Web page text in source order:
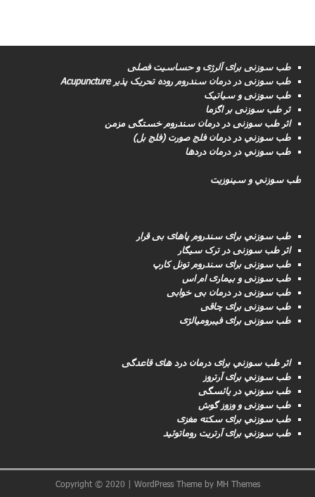
طب سوزنی برای آلرژی و حساسیت فصلی
طب سوزنى در درمان سندروم روده تحریک پذیر Acupuncture
طب سوزنی و سیاتیک
ثر طب سوزنی بر اگزما
اثر طب سوزنی در درمان سندروم خستگی مزمن
طب سوزني در درمان فلج صورت (فلج بل)
طب سوزني در درمان دردها
طب سوزني و سینوزیت
طب سوزني برای سندروم پاهای بی قرار
اثر طب سوزنی در ترک سیگار
طب سوزنى برای سندروم تونل کارپ
طب سوزنی و بیماری ام اس
طب سوزنى در درمان بی خوابی
طب سوزنى برای چاقی
طب سوزنی برای فیبرومیالژی
اثر طب سوزني برای درمان درد های قاعدگی
طب سوزني برای آرتروز
طب سوزني در یائسگی
طب سوزنی و وزوز گوش
طب سوزني برای سکته مغزى
طب سوزني برای آرتریت روماتوئید
Copyright © 2020 | WordPress Theme by MH Themes